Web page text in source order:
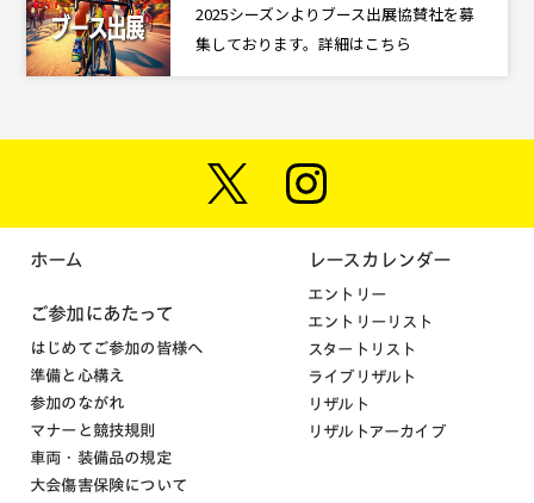
2025シーズンよりブース出展協賛社を募
集しております。詳細はこちら
ホーム
ご参加にあたって
はじめてご参加の皆様へ
準備と心構え
参加のながれ
マナーと競技規則
車両・装備品の規定
大会傷害保険について
レースカレンダー
エントリー
エントリーリスト
スタートリスト
ライブリザルト
リザルト
リザルトアーカイブ